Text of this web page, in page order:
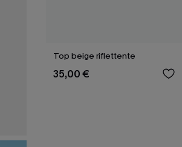
Top beige riflettente
35,00 €